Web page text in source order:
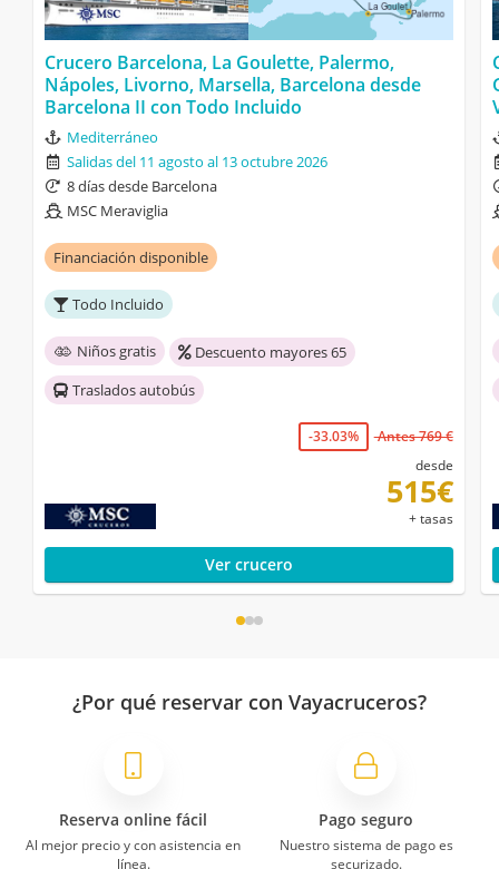
Crucero Barcelona, La Goulette, Palermo,
Nápoles, Livorno, Marsella, Barcelona desde
Barcelona II con Todo Incluido
Mediterráneo
Salidas del 11 agosto al 13 octubre 2026
8 días desde Barcelona
MSC Meraviglia
Financiación disponible
Todo Incluido
Niños gratis
Descuento mayores 65
Traslados autobús
-33.03%
Antes 769 €
desde
515€
+ tasas
Ver crucero
¿Por qué reservar con Vayacruceros?
Reserva online fácil
Al mejor precio y con asistencia en
línea.
Pago seguro
Nuestro sistema de pago es
securizado.